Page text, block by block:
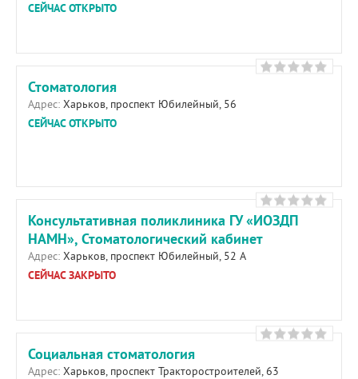
СЕЙЧАС ОТКРЫТО
Стоматология
Адрес: Харьков, проспект Юбилейный, 56
СЕЙЧАС ОТКРЫТО
Консультативная поликлиника ГУ «ИОЗДП
НАМН», Стоматологический кабинет
Адрес: Харьков, проспект Юбилейный, 52 А
СЕЙЧАС ЗАКРЫТО
Социальная стоматология
Адрес: Харьков, проспект Тракторостроителей, 63